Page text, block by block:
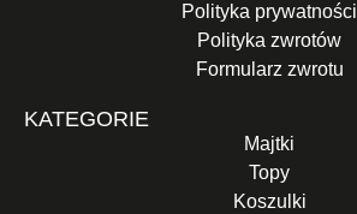
Polityka prywatności
Polityka zwrotów
Formularz zwrotu
KATEGORIE
Majtki
Topy
Koszulki